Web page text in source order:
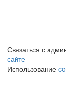
Связаться с
сайте
Использование